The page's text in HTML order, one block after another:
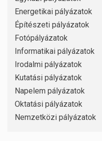
Energetikai pályázatok
Építészeti pályázatok
Fotópályázatok
Informatikai pályázatok
Irodalmi pályázatok
Kutatási pályázatok
Napelem pályázatok
Oktatási pályázatok
Nemzetközi pályázatok